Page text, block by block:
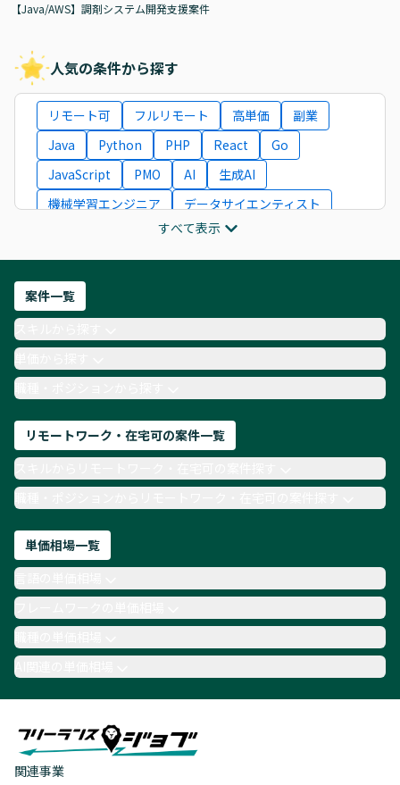
【Java/AWS】調剤システム開発支援案件
人気の条件から探す
リモート可 フルリモート 高単価
副業
Java
Python PHP React
Go
JavaScript
PMO AI
生成AI
機械学習エンジニア
データサイエンティスト
ITコンサルタント
フロントエンドエンジニア
ネットワークエンジニア
AIエンジニア
Webデザイナー
月収100万円 業務委託
COBOL
Ruby
TypeScript
Laravel AWS
すべて表示
案件一覧
単価から探す
職種・ポジションから探す
リモートワーク・在宅可の案件一覧
職種・ポジションからリモートワーク・在宅可の案件探す
単価相場一覧
職種の単価相場
AI関連の単価相場
関連事業